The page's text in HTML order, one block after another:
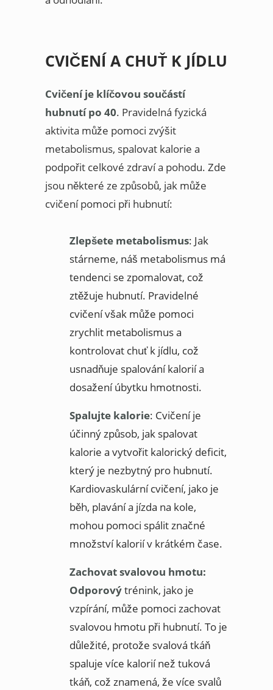
CVIČENÍ A CHUŤ K JÍDLU
Cvičení je klíčovou součástí
hubnutí po 40. Pravidelná fyzická
aktivita může pomoci zvýšit
metabolismus, spalovat kalorie a
podpořit celkové zdraví a pohodu. Zde
jsou některé ze způsobů, jak může
cvičení pomoci při hubnutí:
Zlepšete metabolismus: Jak
stárneme, náš metabolismus má
tendenci se zpomalovat, což
ztěžuje hubnutí. Pravidelné
cvičení však může pomoci
zrychlit metabolismus a
kontrolovat chuť k jídlu, což
usnadňuje spalování kalorií a
dosažení úbytku hmotnosti.
Spalujte kalorie: Cvičení je
účinný způsob, jak spalovat
kalorie a vytvořit kalorický deficit,
který je nezbytný pro hubnutí.
Kardiovaskulární cvičení, jako je
běh, plavání a jízda na kole,
mohou pomoci spálit značné
množství kalorií v krátkém čase.
Zachovat svalovou hmotu:
Odporovýtrénink, jako je
vzpírání, může pomoci zachovat
svalovou hmotu při hubnutí. To je
důležité, protože svalová tkáň
spaluje více kalorií než tuková
tkáň, což znamená, že více svalů